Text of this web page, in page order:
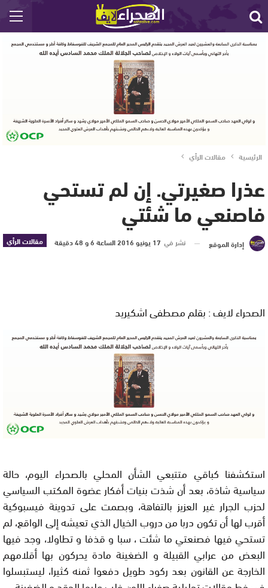
الرئيسية مقالات الرأي
عذرا صغيرتي. إن لم تستحي
فاصنعي ما شئتي
مقالات الرأي إدارة الموقع نشر في 17 يونيو 2016 الساعة 6 و 48 دقيقة
الصحراء لايف : بقلم مصطفى اشكيريد
استكشفنا كباقي متتبعي الشأن المحلي بالصحراء اليوم، حالة
سياسية شاذة، بعد أن شذت بنيات أفكار عضوة المكتب السياسي
لحزب الجرار غير العزيز بالتفاهة، وبصمت على تدوينة فيسبوكية
أقرب لها أن تكون دربا من دروب الخيال الذي تعيشه إلى الواقع، لم
تستحي فيها فصنعتي ما شئت ، سبا و قذفا و تطاولا، وجد فيها
البعض من عرابي القبيلة و الضغينة مادة يحركون بها أقلامهم
الخارجة عن القانون بعد ركود طويل دفعوا ثمنه كثيرا، ليستبسلوا